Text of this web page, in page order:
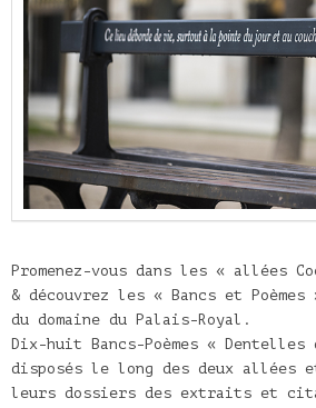
Promenez-vous dans les « allées
& découvrez les « Bancs et
du domaine du Palais-Royal.
Dix-huit Bancs-Poèmes «
disposés le long des deux allées
leurs dossiers des extraits et